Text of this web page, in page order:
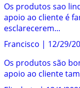
Os produtos sao
apoio ao cliente é
esclarecerem...
Francisco | 12/29/
Os produtos são
apoio ao cliente